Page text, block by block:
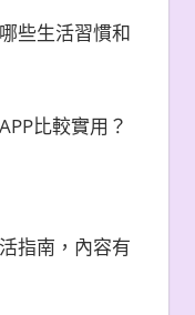
些生活習慣和
比較實用？
指南，內容有